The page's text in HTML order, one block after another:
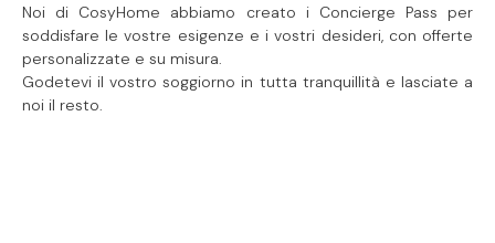
Noi di CosyHome abbiamo creato i Concierge Pass per
soddisfare le vostre esigenze e i vostri desideri, con offerte
personalizzate e su misura.
Godetevi il vostro soggiorno in tutta tranquillità e lasciate a
noi il resto.